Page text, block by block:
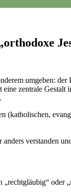
umgeben:
zentrale Gestalt
(katholischen,
anders verstanden
oder